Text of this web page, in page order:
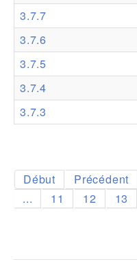
Support
Forum
3.7.7
3.7.6
3.7.5
3.7.4
3.7.3
Début Précédent
...
11 12 13